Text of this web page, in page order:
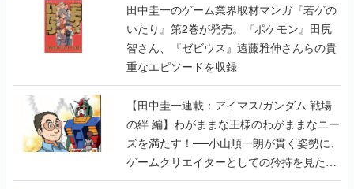
田中圭一のゲーム業界取材マンガ『若ゲの
いたり』第2巻が発売。『ポケモン』田尻
智さん、『ゼビウス』遠藤雅伸さんらの貴
重なエピソードを収録
【田中圭一連載：アイマス/ガンダム 戦場
の絆 編】わがままな王様のわがままなニー
ズを満たす！──小山順一朗が貫く姿勢に、
ゲームクリエイターとしての矜持を見た
【若ゲのいたり最終回】